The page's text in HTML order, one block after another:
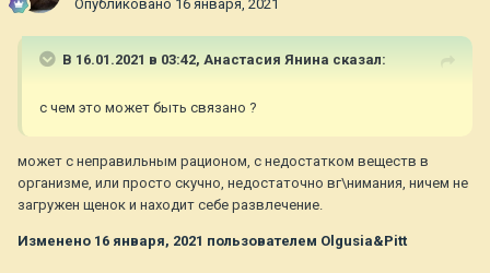
Опубликовано 16 января, 2021
В 16.01.2021 в 03:42, Анастасия Янина сказал:
с чем это может быть связано ?
может с неправильным рационом, с недостатком веществ в
организме, или просто скучно, недостаточно вг\нимания, ничем не
загружен щенок и находит себе развлечение.
Изменено 16 января, 2021 пользователем Olgusia&Pitt